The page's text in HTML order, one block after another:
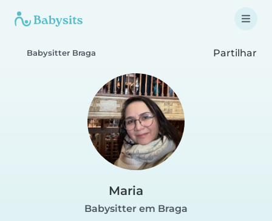
Babysitter Braga Partilhar
Maria
Babysitter em Braga